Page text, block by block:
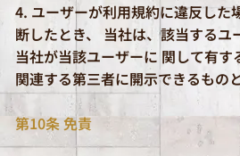
4. ユーザーが利用規約に違反した
断したとき、 当社は、該当するユ
当社が当該ユーザーに 関して有す
関連する第三者に開示できるもの
第10条 免責